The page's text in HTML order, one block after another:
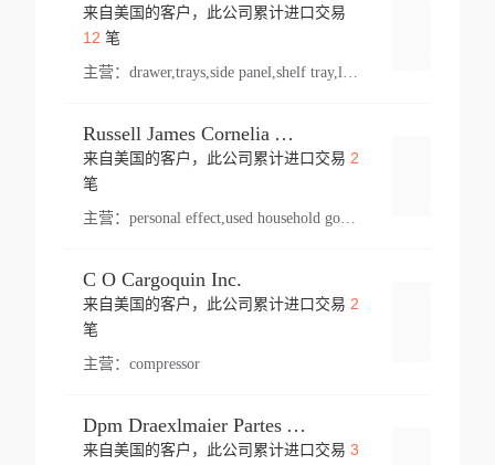
来自美国的客户，此公司累计进口交易
12 笔
主营：
Russell James Cornelia Arlington Va
来自美国的客户，此公司累计进口交易 2
笔
主营： personal effect,used household goods
C O Cargoquin Inc.
来自美国的客户，此公司累计进口交易 2
笔
主营： compressor
Dpm Draexlmaier Partes Automotrices Corr Ind Huejotzingo
来自美国的客户，此公司累计进口交易 3